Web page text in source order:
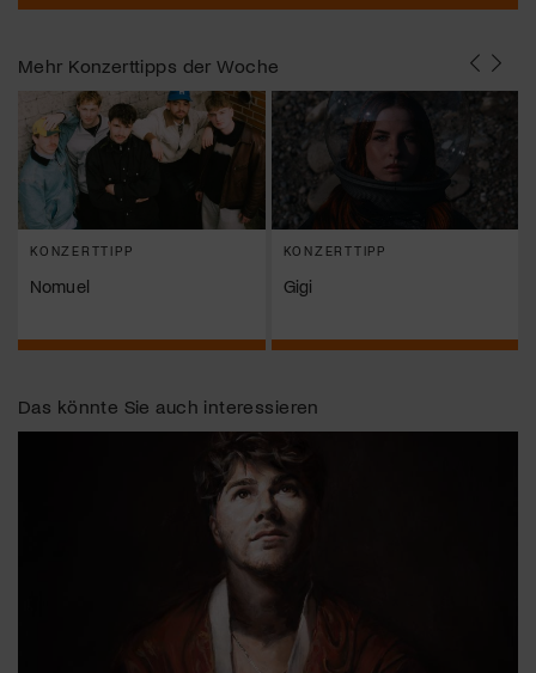
Mehr Konzerttipps der Woche
KONZERTTIPP
Nomuel
KONZERTTIPP
Gigi
Das könnte Sie auch interessieren